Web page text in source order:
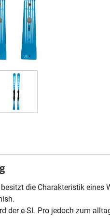
die Charakteristik
der e-SL Pro jedoch zum